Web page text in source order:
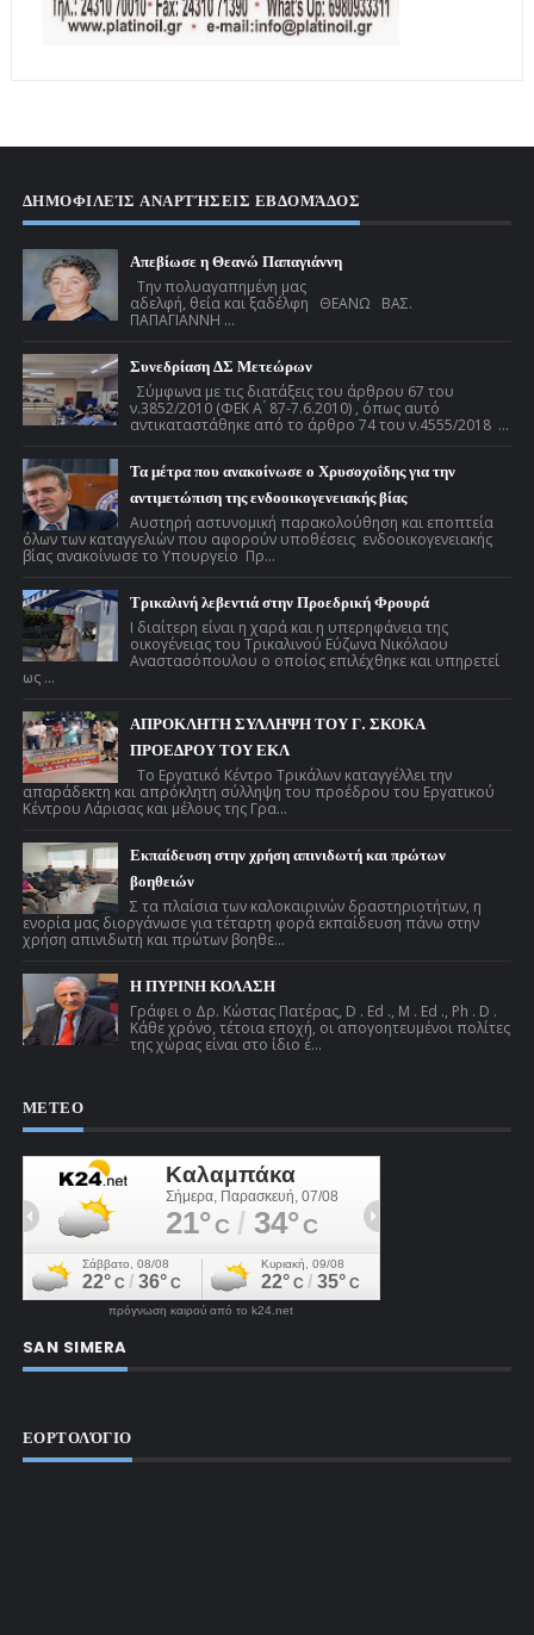
ΔΗΜΟΦΙΛΕΊΣ ΑΝΑΡΤΉΣΕΙΣ ΕΒΔΟΜΆΔΟΣ
Απεβίωσε η Θεανώ Παπαγιάννη
Την πολυαγαπημένη μας
αδελφή, θεία και ξαδέλφη ΘΕΑΝΩ ΒΑΣ.
ΠΑΠΑΓΙΑΝΝΗ ...
Συνεδρίαση ΔΣ Μετεώρων
Σύμφωνα με τις διατάξεις του άρθρου 67 του
ν.3852/2010 (ΦΕΚ Α ́ 87-7.6.2010) , όπως αυτό
αντικαταστάθηκε από το άρθρο 74 του ν.4555/2018 ...
Τα μέτρα που ανακοίνωσε ο Χρυσοχοΐδης για την
αντιμετώπιση της ενδοοικογενειακής βίας
Αυστηρή αστυνομική παρακολούθηση και εποπτεία
όλων των καταγγελιών που αφορούν υποθέσεις ενδοοικογενειακής
βίας ανακοίνωσε το Υπουργείο Πρ...
Τρικαλινή λεβεντιά στην Προεδρική Φρουρά
Ι διαίτερη είναι η χαρά και η υπερηφάνεια της
οικογένειας του Τρικαλινού Εύζωνα Νικόλαου
Αναστασόπουλου ο οποίος επιλέχθηκε και υπηρετεί
ως ...
ΑΠΡΟΚΛΗΤΗ ΣΥΛΛΗΨΗ ΤΟΥ Γ. ΣΚΟΚΑ
ΠΡΟΕΔΡΟΥ ΤΟΥ ΕΚΛ
Το Εργατικό Κέντρο Τρικάλων καταγγέλλει την
απαράδεκτη και απρόκλητη σύλληψη του προέδρου του Εργατικού
Κέντρου Λάρισας και μέλους της Γρα...
Εκπαίδευση στην χρήση απινιδωτή και πρώτων
βοηθειών
Σ τα πλαίσια των καλοκαιρινών δραστηριοτήτων, η
ενορία μας διοργάνωσε για τέταρτη φορά εκπαίδευση πάνω στην
χρήση απινιδωτή και πρώτων βοηθε...
Η ΠΥΡΙΝΗ ΚΟΛΑΣΗ
Γράφει ο Δρ. Κώστας Πατέρας, D . Ed ., M . Ed ., Ph . D .
Κάθε χρόνο, τέτοια εποχή, οι απογοητευμένοι πολίτες
της χώρας είναι στο ίδιο έ...
ΜΕΤΕΟ
πρόγνωση καιρού από το k24.net
SAN SIMERA
ΕΟΡΤΟΛΌΓΙΟ